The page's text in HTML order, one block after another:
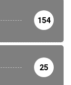
154
25